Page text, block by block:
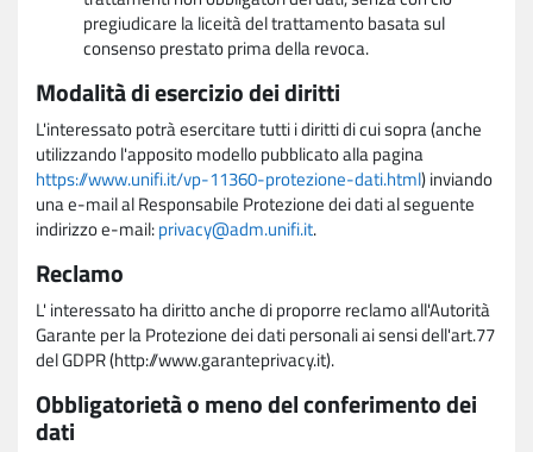
pregiudicare la liceità del trattamento basata sul
consenso prestato prima della revoca.
Modalità di esercizio dei diritti
L'interessato potrà esercitare tutti i diritti di cui sopra (anche
utilizzando l'apposito modello pubblicato alla pagina
https://www.unifi.it/vp-11360-protezione-dati.html) inviando
una e-mail al Responsabile Protezione dei dati al seguente
indirizzo e-mail:privacy@adm.unifi.it.
Reclamo
L' interessato ha diritto anche di proporre reclamo all'Autorità
Garante per la Protezione dei dati personali ai sensi dell'art.77
del GDPR (http://www.garanteprivacy.it).
Obbligatorietà o meno del conferimento dei
dati